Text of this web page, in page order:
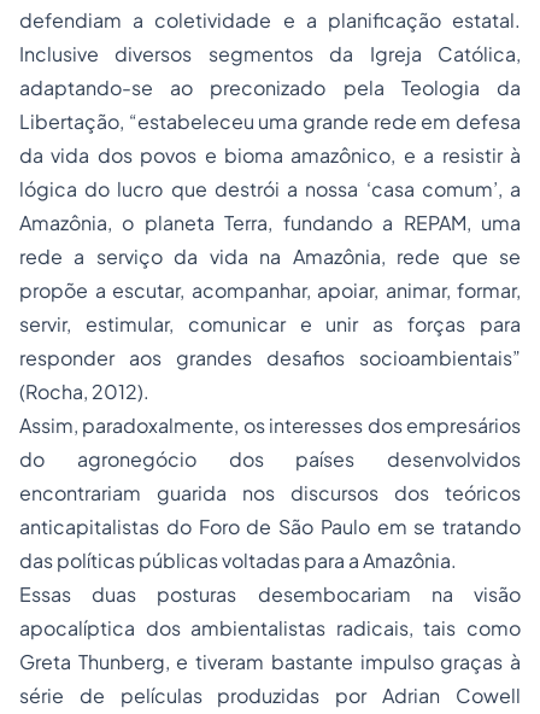
defendiam a coletividade e a planificação estatal.
Inclusive diversos segmentos da Igreja Católica,
adaptando-se ao preconizado pela Teologia da
Libertação, “estabeleceu uma grande rede em defesa
da vida dos povos e bioma amazônico, e a resistir à
lógica do lucro que destrói a nossa ‘casa comum’, a
Amazônia, o planeta Terra, fundando a REPAM, uma
rede a serviço da vida na Amazônia, rede que se
propõe a escutar, acompanhar, apoiar, animar, formar,
servir, estimular, comunicar e unir as forças para
responder aos grandes desafios socioambientais”
(Rocha, 2012).
Assim, paradoxalmente, os interesses dos empresários
do agronegócio dos países desenvolvidos
encontrariam guarida nos discursos dos teóricos
anticapitalistas do Foro de São Paulo em se tratando
das políticas públicas voltadas para a Amazônia.
Essas duas posturas desembocariam na visão
apocalíptica dos ambientalistas radicais, tais como
Greta Thunberg, e tiveram bastante impulso graças à
série de películas produzidas por Adrian Cowell